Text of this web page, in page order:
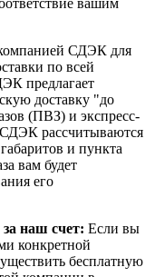
СДЭК для
по всей
предлагает
доставку "до
(ПВЗ) и экспресс-
СДЭК рассчитываются
и пункта
вам будет
его
наш счет: Если вы
конкретной
бесплатную